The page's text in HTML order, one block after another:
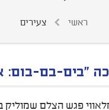
ראשי צעירים
"בים-בם-
פגש הצלם